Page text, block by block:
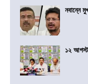
নবান্নে
১২ আগস্ট